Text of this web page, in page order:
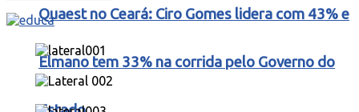
Quaest no Ceará: Ciro Gomes lidera com 43% e
Elmano tem 33% na corrida pelo Governo do